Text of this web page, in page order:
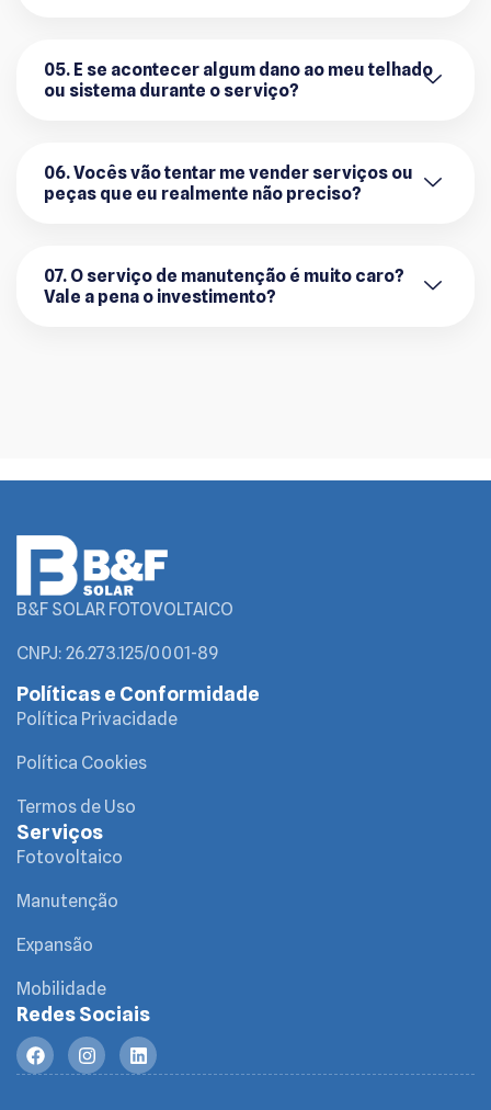
05. E se acontecer algum dano ao meu telhado
ou sistema durante o serviço?
06. Vocês vão tentar me vender serviços ou
peças que eu realmente não preciso?
07. O serviço de manutenção é muito caro?
Vale a pena o investimento?
B&F SOLAR FOTOVOLTAICO
CNPJ: 26.273.125/0001-89
Políticas e Conformidade
Política Privacidade
Política Cookies
Termos de Uso
Serviços
Fotovoltaico
Manutenção
Expansão
Mobilidade
Redes Sociais